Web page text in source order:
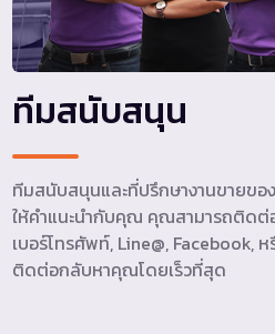
ทีมสนับสนุน
ทีมสนับสนุนและที่ปรึกษางานขายขอ
ให้คำแนะนำกับคุณ คุณสามารถติดต่
เบอร์โทรศัพท์, Line@, Facebook,
ติดต่อกลับหาคุณโดยเร็วที่สุด